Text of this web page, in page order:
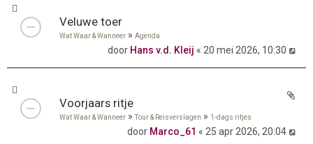
Veluwe toer
Wat Waar & Wanneer » Agenda
door Hans v.d. Kleij « 20 mei 2026, 10:30
Voorjaars ritje
Wat Waar & Wanneer »Tour & Reisverslagen » 1-dags ritjes
door Marco_61 « 25 apr 2026, 20:04